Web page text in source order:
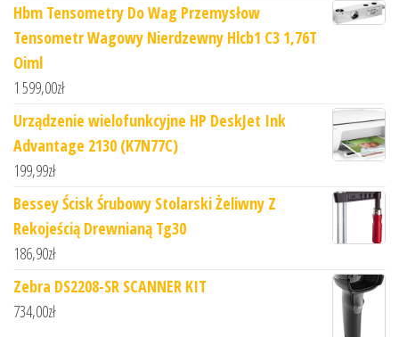
Hbm Tensometry Do Wag Przemysłow
Tensometr Wagowy Nierdzewny Hlcb1 C3 1,76T
Oiml
1 599,00zł
Urządzenie wielofunkcyjne HP DeskJet Ink
Advantage 2130 (K7N77C)
199,99zł
Bessey Ścisk Śrubowy Stolarski Żeliwny Z
Rekojeścią Drewnianą Tg30
186,90zł
Zebra DS2208-SR SCANNER KIT
734,00zł